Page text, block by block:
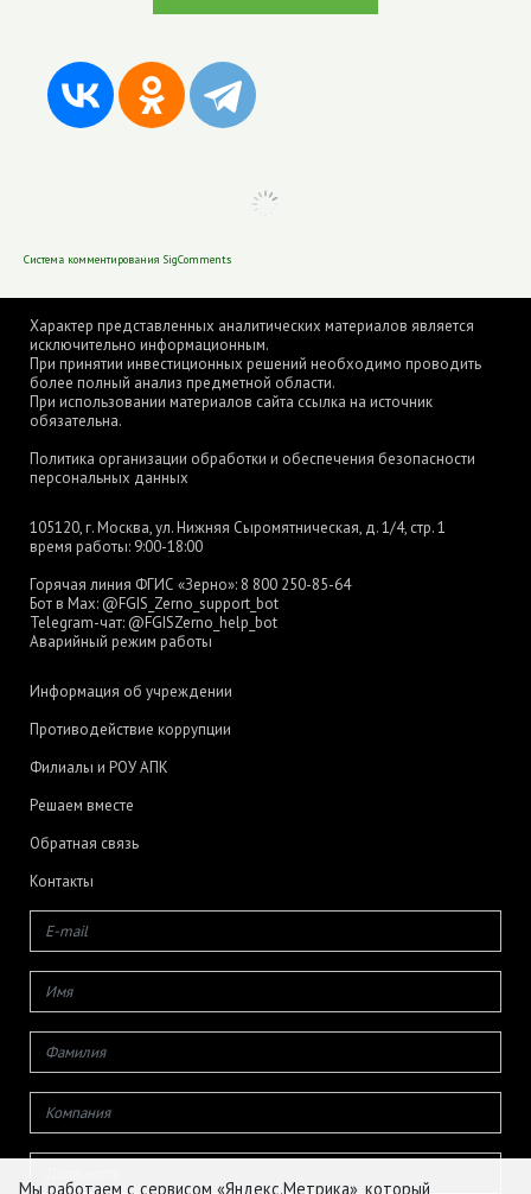
Характер представленных аналитических материалов является
исключительно информационным.
При принятии инвестиционных решений необходимо проводить
более полный анализ предметной области.
При использовании материалов сайта ссылка на источник
обязательна.
Политика организации обработки и обеспечения безопасности
персональных данных
105120, г. Москва, ул. Нижняя Сыромятническая, д. 1/4, стр. 1
время работы: 9:00-18:00
Горячая линия ФГИС «Зерно»: 8 800 250-85-64
Бот в Max: @FGIS_Zerno_support_bot
Telegram-чат: @FGISZerno_help_bot
Аварийный режим работы
Информация об учреждении
Противодействие коррупции
Филиалы и РОУ АПК
Решаем вместе
Обратная связь
Контакты
Мы работаем с сервисом «Яндекс.Метрика», который